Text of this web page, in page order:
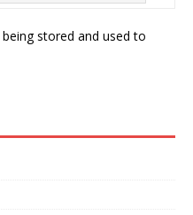
stored and used to